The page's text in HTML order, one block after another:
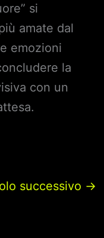
si
amate dal
emozioni
la
con un
successivo →